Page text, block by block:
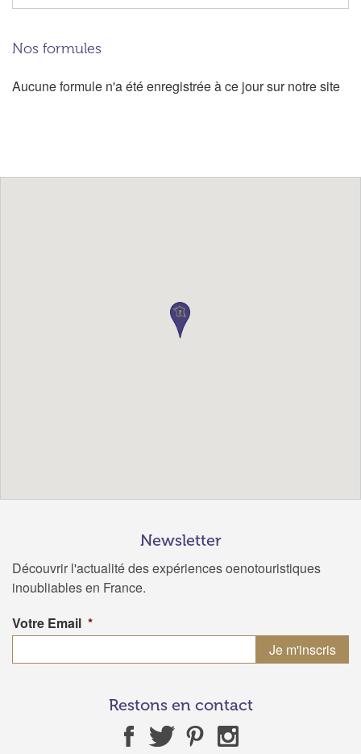
Nos formules
Aucune formule n'a été enregistrée à ce jour sur notre site
Newsletter
Découvrir l'actualité des expériences oenotouristiques
inoubliables en France.
Votre Email *
Restons en contact